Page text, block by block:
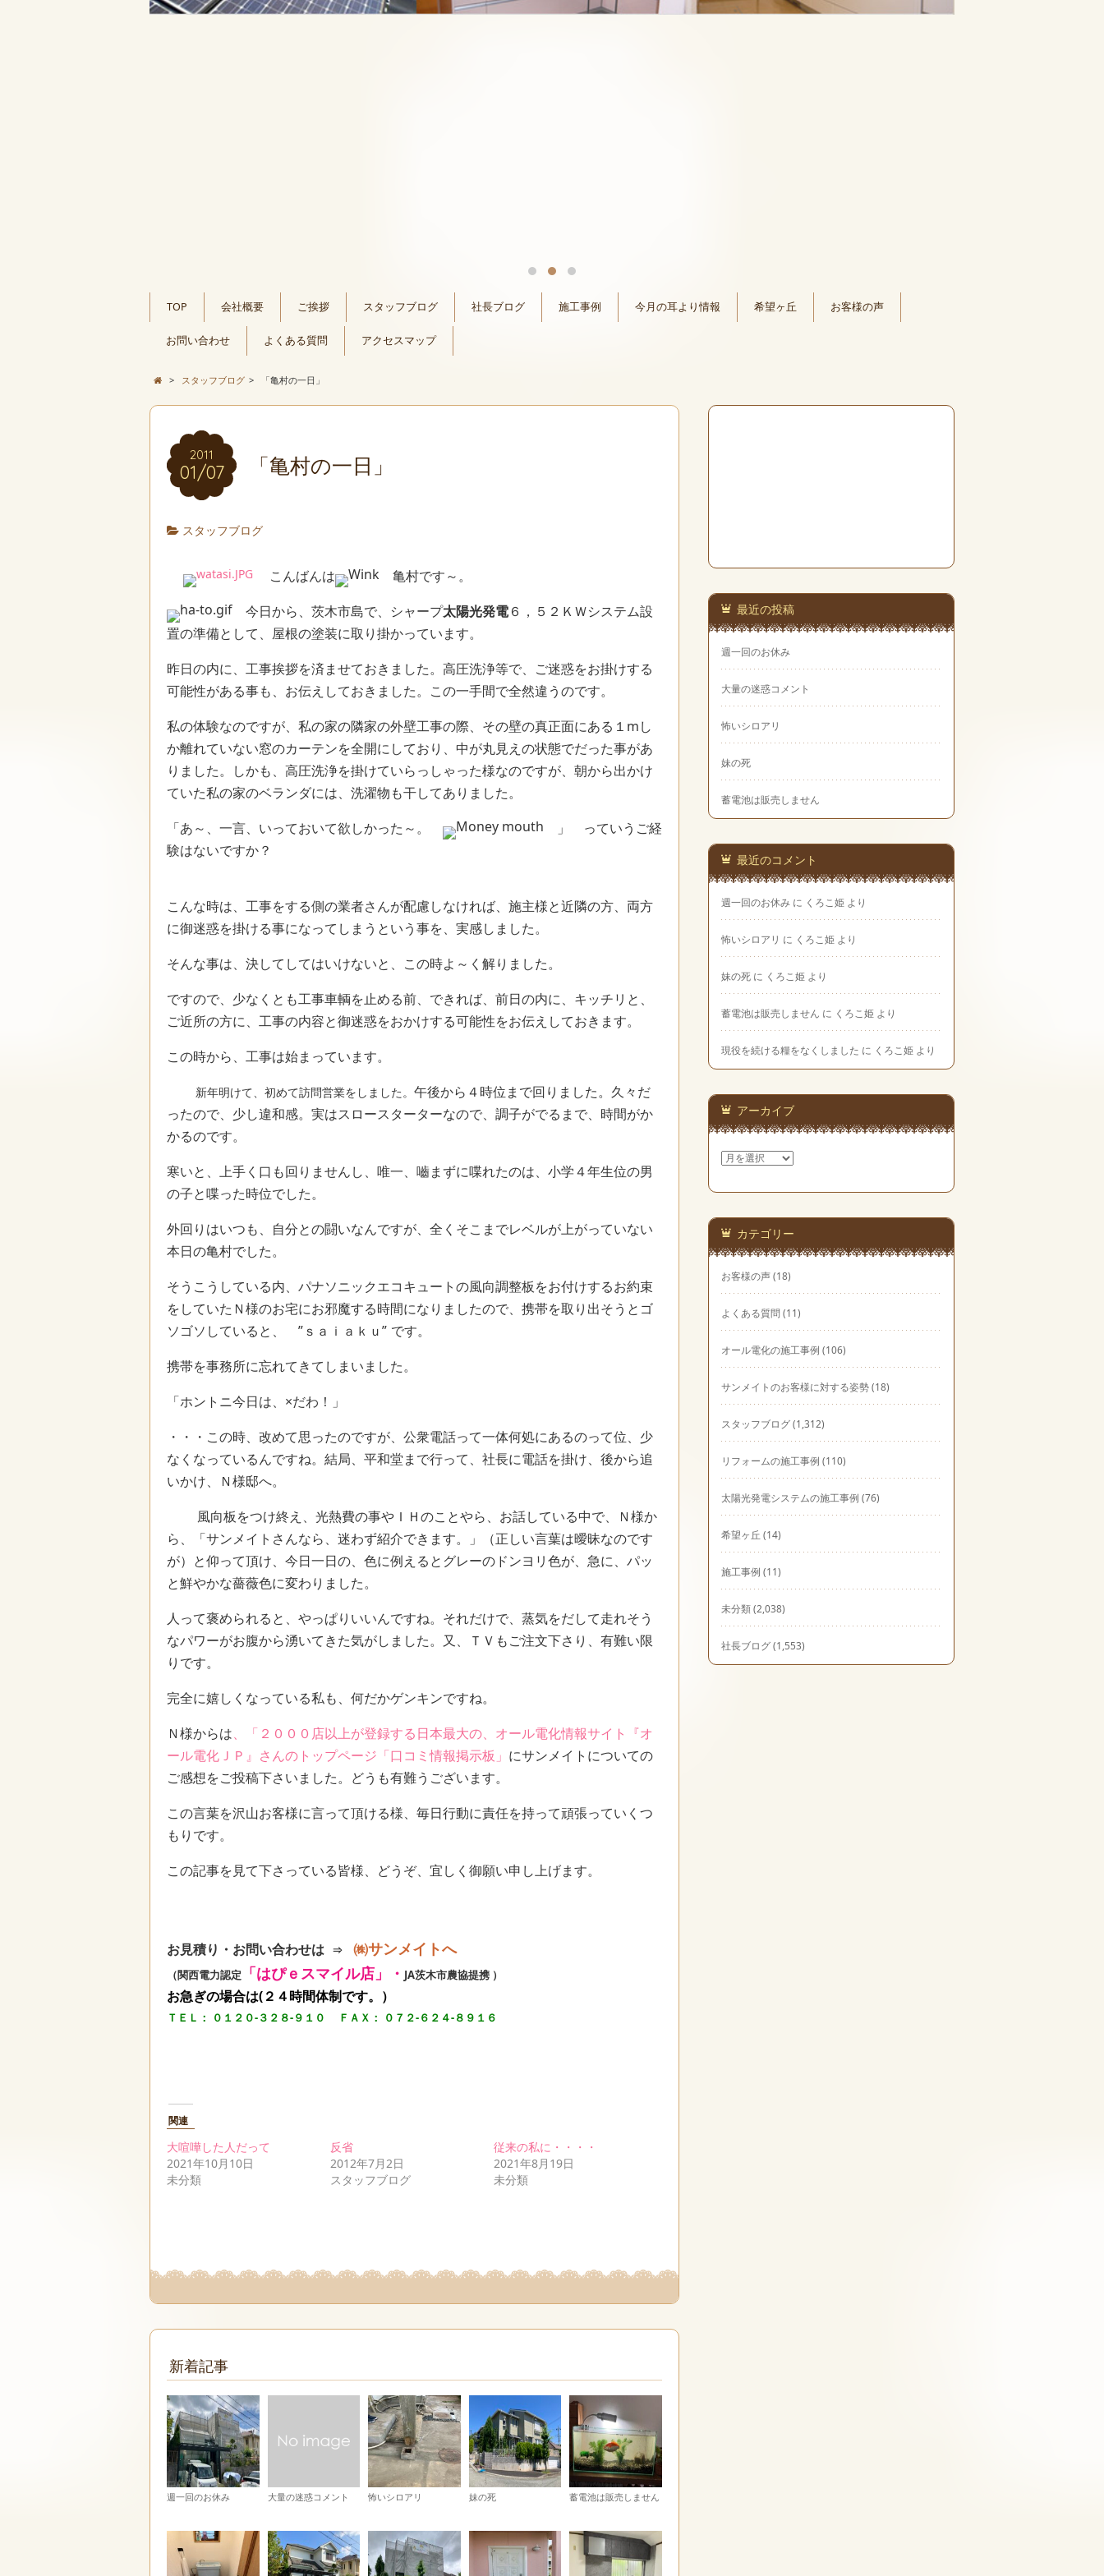
TOP 会社概要 ご挨拶 スタッフブログ 社長ブログ 施工事例 今月の耳より情報 希望ヶ丘 お客様の声
お問い合わせ よくある質問 アクセスマップ
> スタッフブログ > 「亀村の一日」
2011
01/07 「亀村の一日」
スタッフブログ
こんばんは
亀村です～。
今日から、茨木市島で、シャープ太陽光発電６，５２ＫＷシステム設
置の準備として、屋根の塗装に取り掛かっています。
昨日の内に、工事挨拶を済ませておきました。高圧洗浄等で、ご迷惑をお掛けする
可能性がある事も、お伝えしておきました。この一手間で全然違うのです。
私の体験なのですが、私の家の隣家の外壁工事の際、その壁の真正面にある１mし
か離れていない窓のカーテンを全開にしており、中が丸見えの状態でだった事があ
りました。しかも、高圧洗浄を掛けていらっしゃった様なのですが、朝から出かけ
ていた私の家のベランダには、洗濯物も干してありました。
「あ～、一言、いっておいて欲しかった～。
」 っていうご経
験はないですか？
こんな時は、工事をする側の業者さんが配慮しなければ、施主様と近隣の方、両方
に御迷惑を掛ける事になってしまうという事を、実感しました。
そんな事は、決してしてはいけないと、この時よ～く解りました。
ですので、少なくとも工事車輌を止める前、できれば、前日の内に、キッチリと、
ご近所の方に、工事の内容と御迷惑をおかけする可能性をお伝えしておきます。
この時から、工事は始まっています。
新年明けて、初めて訪問営業をしました。 午後から４時位まで回りました。久々だ
ったので、少し違和感。実はスロースターターなので、調子がでるまで、時間がか
かるのです。
寒いと、上手く口も回りませんし、唯一、嚙まずに喋れたのは、小学４年生位の男
の子と喋った時位でした。
外回りはいつも、自分との闘いなんですが、全くそこまでレベルが上がっていない
本日の亀村でした。
そうこうしている内、パナソニックエコキュートの風向調整板をお付けするお約束
をしていたＮ様のお宅にお邪魔する時間になりましたので、携帯を取り出そうとゴ
ソゴソしていると、 ”ｓａｉａｋｕ” です。
携帯を事務所に忘れてきてしまいました。
「ホントニ今日は、×だわ！」
・・・この時、改めて思ったのですが、公衆電話って一体何処にあるのって位、少
なくなっているんですね。結局、平和堂まで行って、社長に電話を掛け、後から追
いかけ、Ｎ様邸へ。
風向板をつけ終え、光熱費の事やＩＨのことやら、お話している中で、Ｎ様か
ら、「サンメイトさんなら、迷わず紹介できます。」（正しい言葉は曖昧なのです
が）と仰って頂け、今日一日の、色に例えるとグレーのドンヨリ色が、急に、パッ
と鮮やかな薔薇色に変わりました。
人って褒められると、やっぱりいいんですね。それだけで、蒸気をだして走れそう
なパワーがお腹から湧いてきた気がしました。又、ＴＶもご注文下さり、有難い限
りです。
完全に嬉しくなっている私も、何だかゲンキンですね。
Ｎ様からは、「２０００店以上が登録する日本最大の、オール電化情報サイト『オ
ール電化ＪＰ』さんのトップページ「口コミ情報掲示板」 にサンメイトについての
ご感想をご投稿下さいました。どうも有難うございます。
この言葉を沢山お客様に言って頂ける様、毎日行動に責任を持って頑張っていくつ
もりです。
この記事を見て下さっている皆様、どうぞ、宜しく御願い申し上げます。
お見積り・お問い合わせは ⇒ ㈱サンメイトへ
（関西電力認定 「はぴｅスマイル店」・ JA茨木市農協提携 ）
お急ぎの場合は(２４時間体制です。）
ＴＥＬ： ０１２０-３２８-９１０ ＦＡＸ： ０７２-６２４-８９１６
関連
大喧嘩した人だって
2021年10月10日
未分類
反省
2012年7月2日
スタッフブログ
従来の私に・・・・
2021年8月19日
未分類
新着記事
週一回のお休み 大量の迷惑コメント 怖いシロアリ 妹の死 蓄電池は販売しません
最近の投稿
週一回のお休み
大量の迷惑コメント
怖いシロアリ
妹の死
蓄電池は販売しません
最近のコメント
週一回のお休み に くろこ姫 より
怖いシロアリ に くろこ姫 より
妹の死 に くろこ姫 より
蓄電池は販売しません に くろこ姫 より
現役を続ける糧をなくしました に くろこ姫 より
アーカイブ
ア
ー
イ
カテゴリー
お客様の声(18)
よくある質問(11)
オール電化の施工事例 (106)
サンメイトのお客様に対する姿勢(18)
スタッフブログ(1,312)
リフォームの施工事例 (110)
太陽光発電システムの施工事例 (76)
希望ヶ丘 (14)
施工事例 (11)
未分類(2,038)
社長ブログ(1,553)